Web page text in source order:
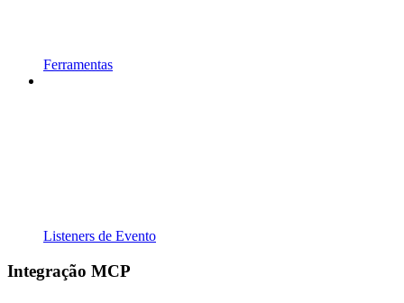
Ferramentas
Listeners de Evento
Integração MCP